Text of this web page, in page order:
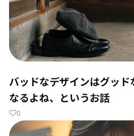
バッドなデザインはグッ
なるよね、というお話
0